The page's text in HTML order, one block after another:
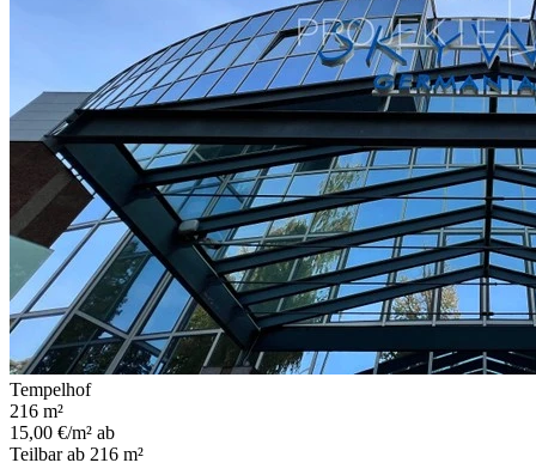
Tempelhof
216 m²
15,00 €/m² ab
Teilbar ab 216 m²